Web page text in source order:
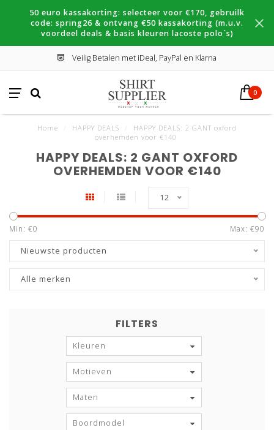
50 euro kassakorting: selecteer voor €170, gebruilk
code: spring26 & ontvang €50 kassakorting (m.u.v.
voordeel deals & basis kleuren lacoste polo´s)
Veilig Betalen met iDeal, PayPal en Klarna
0
Home HAPPY DEALS
HAPPY DEALS: 2 GANT oxford
overhemden voor €140
HAPPY DEALS: 2 GANT OXFORD
OVERHEMDEN VOOR €140
12
Min: €0 Max: €90
Nieuwste producten
Alle merken
FILTERS
Kleuren
Motieven
Maten
Boordmodel